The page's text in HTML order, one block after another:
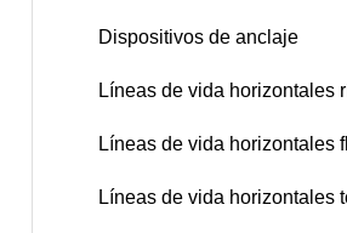
Dispositivos de anclaje
Líneas de vida horizontales
Líneas de vida horizontales
Líneas de vida horizontales